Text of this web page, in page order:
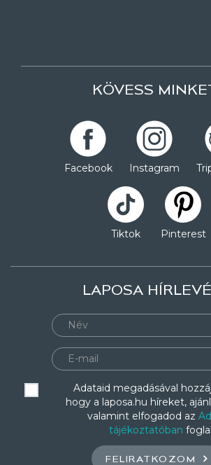
KÖVESS
Facebook Instagram
Tiktok Pinterest
LAPOSA
Adataid megadásával
hogy a laposa.hu híreket,
valamint elfogadod az
tájékoztatóban
FELIRATKOZOM